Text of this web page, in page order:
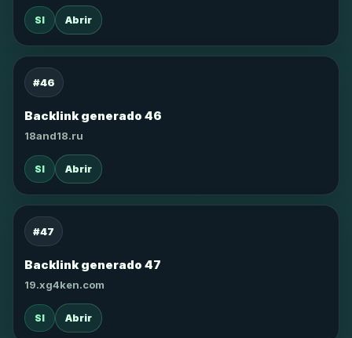
SI Abrir
#46
Backlink generado 46
18and18.ru
SI Abrir
#47
Backlink generado 47
19.xg4ken.com
SI Abrir